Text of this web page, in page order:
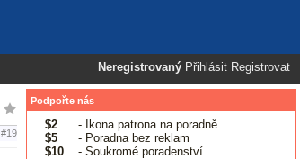
Neregistrovaný Přihlásit Registrovat
#19
Podpořte nás
$2
- Ikona patrona na poradně
$5
- Poradna bez reklam
$10
- Soukromé poradenství